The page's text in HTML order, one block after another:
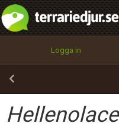
Logga in
integritetspolicy
Namn:
Epost:
Begär nytt lösenord